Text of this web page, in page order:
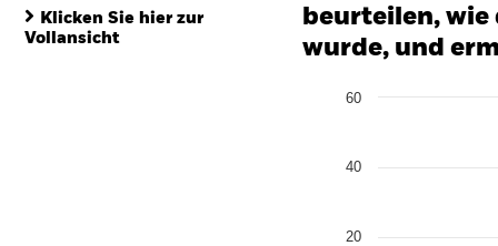
Klicken Sie hier zur
Vollansicht
beurteilen,
wurde, und
Bar chart with 3 data
20
40
60